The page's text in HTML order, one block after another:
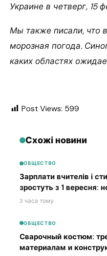
Украине в четверг, 15
Мы также писали, что
морозная погода.
каких областях
Post Views: 599
Схожі новини
ОБЩЕСТВО
Зарплати вчителів і
зростуть з 1 вересня:
3 часа тому
ОБЩЕСТВО
Сварочный костюм:
материалам и